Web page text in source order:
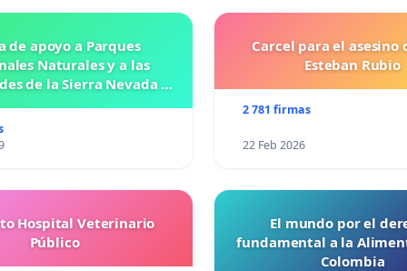
de apoyo a Parques
Naturales y a las
de la Sierra Nevada de
Carcel para el asesino
Esteban Rubio
2 781 firmas
22 Feb 2026
Hospital Veterinario
Público
El mundo por el
fundamental a la
Colombia